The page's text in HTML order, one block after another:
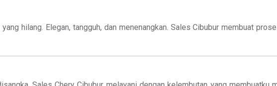
hilang. Elegan, tangguh, dan menenangkan. Sales Cibubur membuat